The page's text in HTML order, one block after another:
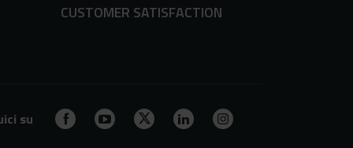
CUSTOMER SATISFACTION
su